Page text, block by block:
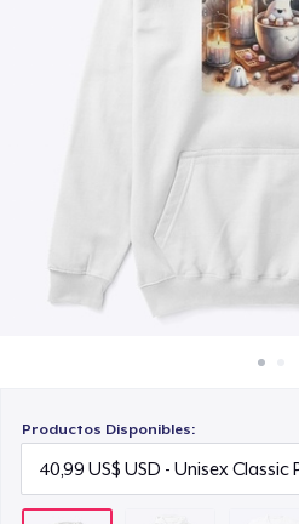
Venda en
Productos Disponibles:
Unisex Classic
32,99 US$
Women's Classic Tee
23,99 US$
Classic Long Sleeve Tee